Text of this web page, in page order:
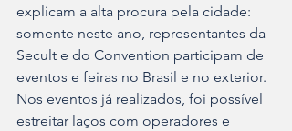
explicam a alta procura pela cidade:
somente neste ano, representantes da
Secult e do Convention participam de
eventos e feiras no Brasil e no exterior.
Nos eventos já realizados, foi possível
estreitar laços com operadores e